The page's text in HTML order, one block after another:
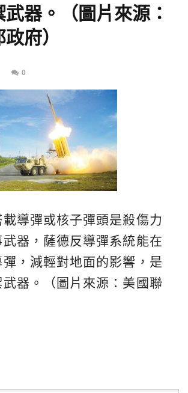
器。（圖片來源：
府）
0
導彈或核子彈頭是殺傷力
器，薩德反導彈系統能在
，減輕對地面的影響，是
器。（圖片來源：美國聯